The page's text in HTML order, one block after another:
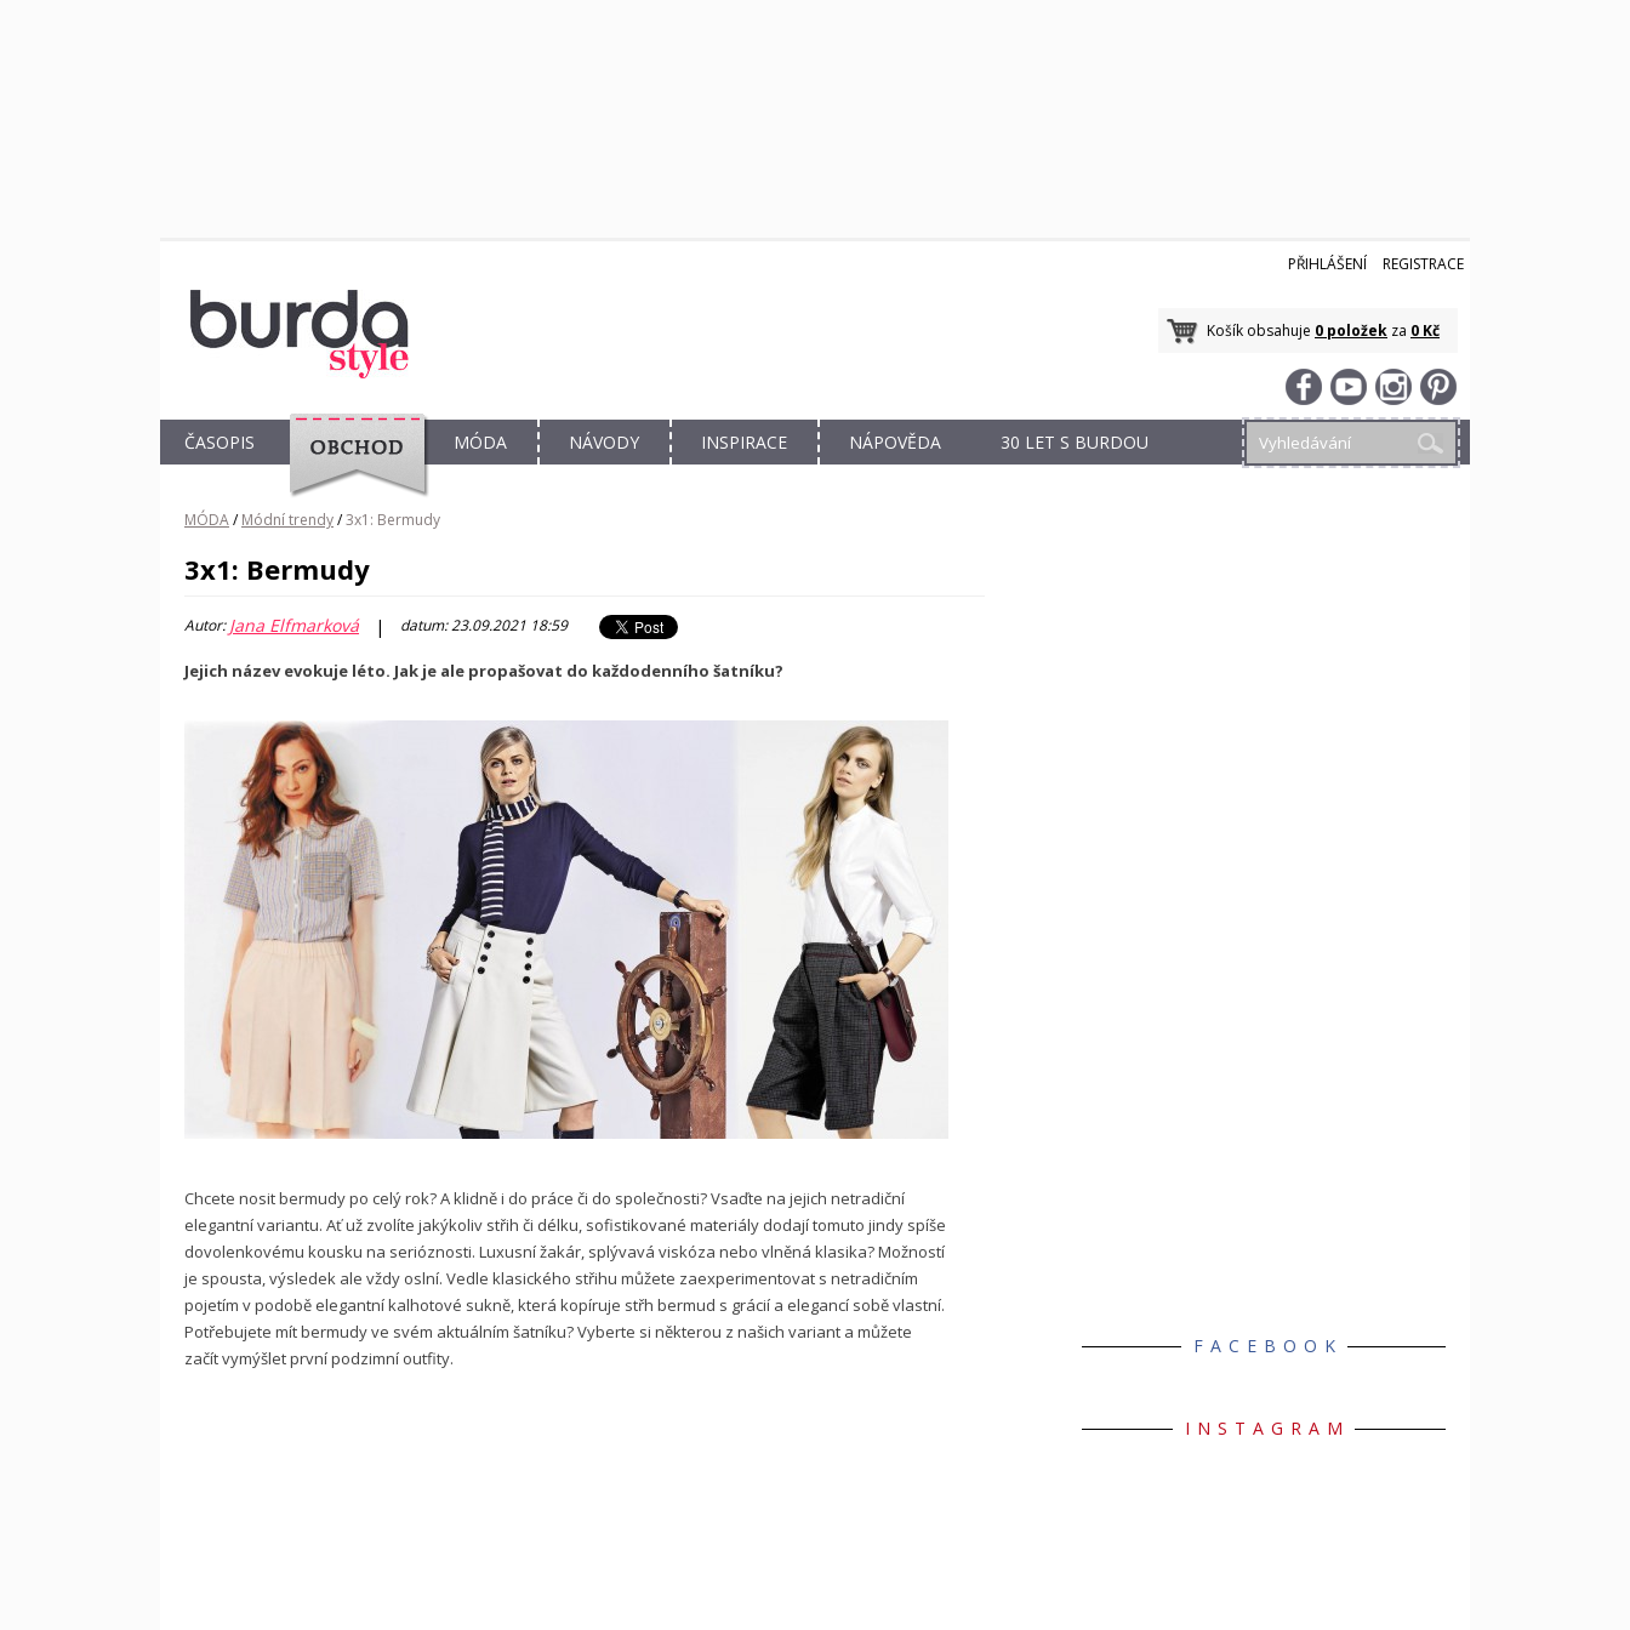
PŘIHLÁŠENÍ REGISTRACE
Košík obsahuje 0 položek za 0 Kč
ČASOPIS
OBCHOD
MÓDA NÁVODY INSPIRACE NÁPOVĚDA 30 LET S BURDOU
MÓDA/ Módní trendy/3x1: Bermudy
3x1: Bermudy
Autor:Jana Elfmarková | datum: 23.09.2021 18:59
Jejich název evokuje léto. Jak je ale propašovat do každodenního šatníku?
Chcete nosit bermudy po celý rok? A klidně i do práce či do společnosti? Vsaďte na jejich netradiční
elegantní variantu. Ať už zvolíte jakýkoliv střih či délku, sofistikované materiály dodají tomuto jindy spíše
dovolenkovému kousku na serióznosti. Luxusní žakár, splývavá viskóza nebo vlněná klasika? Možností
je spousta, výsledek ale vždy oslní. Vedle klasického střihu můžete zaexperimentovat s netradičním
pojetím v podobě elegantní kalhotové sukně, která kopíruje střh bermud s grácií a elegancí sobě vlastní.
Potřebujete mít bermudy ve svém aktuálním šatníku? Vyberte si některou z našich variant a můžete
začít vymýšlet první podzimní outfity.
FACEBOOK
INSTAGRAM